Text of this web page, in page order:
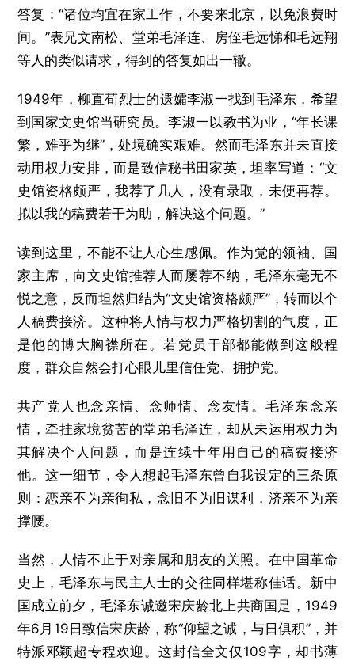
答复：“诸位均宜在家工作，不要来北京，以免浪费时
间。”表兄文南松、堂弟毛泽连、房侄毛远悌和毛远翔
等人的类似请求，得到的答复如出一辙。
1949年，柳直荀烈士的遗孀李淑一找到毛泽东，希望
到国家文史馆当研究员。李淑一以教书为业，“年长课
繁，难乎为继”，处境确实艰难。然而毛泽东并未直接
动用权力安排，而是致信秘书田家英，坦率写道：“文
史馆资格颇严，我荐了几人，没有录取，未便再荐。
拟以我的稿费若干为助，解决这个问题。”
读到这里，不能不让人心生感佩。作为党的领袖、国
家主席，向文史馆推荐人而屡荐不纳，毛泽东毫无不
悦之意，反而坦然归结为“文史馆资格颇严”，转而以个
人稿费接济。这种将人情与权力严格切割的气度，正
是他的博大胸襟所在。若党员干部都能做到这般程
度，群众自然会打心眼儿里信任党、拥护党。
共产党人也念亲情、念师情、念友情。毛泽东念亲
情，牵挂家境贫苦的堂弟毛泽连，却从未运用权力为
其解决个人问题，而是连续十年用自己的稿费接济
他。这一细节，令人想起毛泽东曾自我设定的三条原
则：恋亲不为亲徇私，念旧不为旧谋利，济亲不为亲
撑腰。
当然，人情不止于对亲属和朋友的关照。在中国革命
史上，毛泽东与民主人士的交往同样堪称佳话。新中
国成立前夕，毛泽东诚邀宋庆龄北上共商国是，1949
年6月19日致信宋庆龄，称“仰望之诚，与日俱积”，并
特派邓颖超专程欢迎。这封信全文仅109字，却书薄